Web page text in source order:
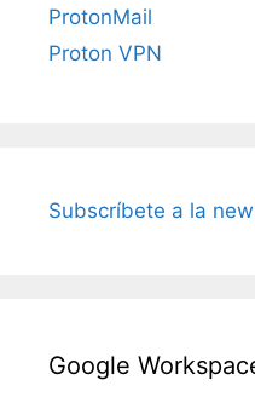
ProtonMail
Proton VPN
Subscríbete a la
Google